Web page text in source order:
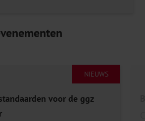
NIEUWS
voor de ggz